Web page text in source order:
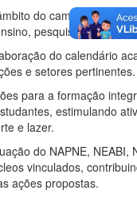
do campus, a
pesquisa, inovação
do calendário
e setores pertinentes.
para a formação
estimulando
e lazer.
do NAPNE, NEABI,
vinculados,
ações propostas.